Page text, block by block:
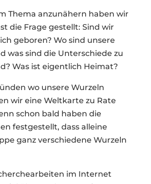
Thema anzunähern haben wir
die Frage gestellt: Sind wir
geboren? Wo sind unsere
was sind die Unterschiede zu
Was ist eigentlich Heimat?
wo unsere Wurzeln
wir eine Weltkarte zu Rate
schon bald haben die
festgestellt, dass alleine
ganz verschiedene Wurzeln
im Internet